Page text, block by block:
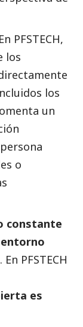
PFSTECH,
los
los
un
o
constante
. En PFSTECH
es